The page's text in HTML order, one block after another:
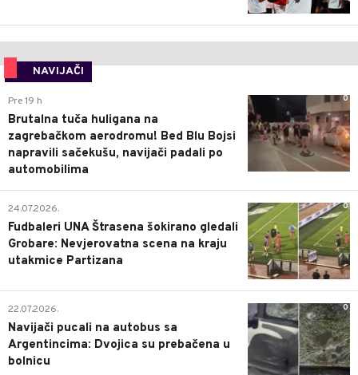
NAVIJAČI
0
Pre 19 h
Brutalna tuča huligana na
zagrebačkom aerodromu! Bed Blu Bojsi
napravili sačekušu, navijači padali po
automobilima
0
24.07.2026.
Fudbaleri UNA Štrasena šokirano gledali
Grobare: Nevjerovatna scena na kraju
utakmice Partizana
0
22.07.2026.
Navijači pucali na autobus sa
Argentincima: Dvojica su prebačena u
bolnicu